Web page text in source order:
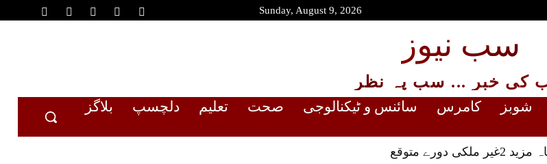
Sunday, August 9, 2026
سب نیوز
کی خبر ... سب پہ نظر
شوبز کامرس سائنس و ٹیکنالوجی صحت تعلیم دلچسپ
بلاگز
متوقع